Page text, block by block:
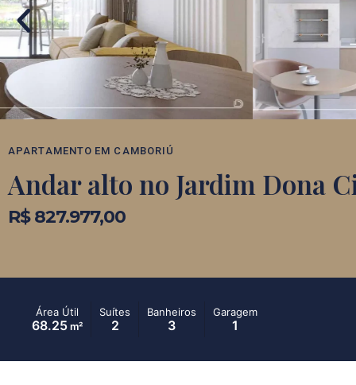
APARTAMENTO EM CAMBORIÚ
Andar alto no Jardim Dona
R$ 827.977,00
Área Útil
68.25 m²
Suítes
2
Banheiros
3
Garagem
1